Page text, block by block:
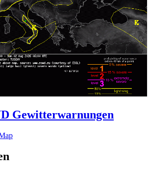
Gewitterwarnungen